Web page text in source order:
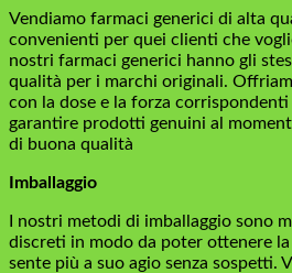
Vendiamo farmaci generici di alta
convenienti per quei clienti che
nostri farmaci generici hanno gli
qualità per i marchi originali.
con la dose e la forza
garantire prodotti genuini al
di buona qualità
Imballaggio
I nostri metodi di imballaggio sono
discreti in modo da poter ottenere
sente più a suo agio senza sospetti.